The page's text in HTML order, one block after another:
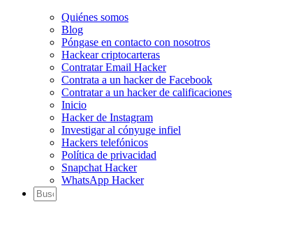
Quiénes somos
Blog
Póngase en contacto con nosotros
Hackear criptocarteras
Contratar Email Hacker
Contrata a un hacker de Facebook
Contratar a un hacker de calificaciones
Inicio
Hacker de Instagram
Investigar al cónyuge infiel
Hackers telefónicos
Política de privacidad
Snapchat Hacker
WhatsApp Hacker